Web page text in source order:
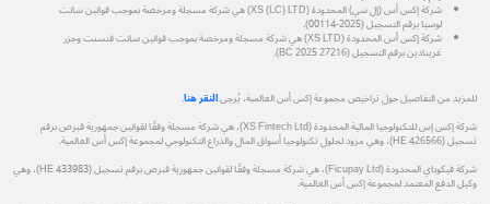
شركة إكس أس (إل سي) المحدودة (XS (LC) LTD) هي شركة مسجلة ومرخصة بموجب قوانين سانت
لوسيا برقم التسجيل (2025-00114).
شركة إكس أس المحدودة (XS LTD) هي شركة مسجلة ومرخصة بموجب قوانين سانت فنسنت وجزر
غرينادين برقم التسجيل (27216 BC 2025).
للمزيد من التفاصيل حول تراخيص مجموعة إكس أس العالمية، يُرجىالنقر هنا.
شركة إكس إس للتكنولوجيا المالية المحدودة (XS Fintech Ltd)، هي شركة مسجلة وفقًا لقوانين جمهورية قبرص برقم
تسجيل (HE 426566)، وهي مزود لحلول تكنولوجيا أسواق المال والذراع التكنولوجي لمجموعة إكس أس العالمية.
شركة فيكوباي المحدودة (Ficupay Ltd)، هي شركة مسجلة وفقًا لقوانين جمهورية قبرص برقم تسجيل (HE 433983)، وهي
وكيل الدفع المعتمد لمجموعة إكس أس العالمية.